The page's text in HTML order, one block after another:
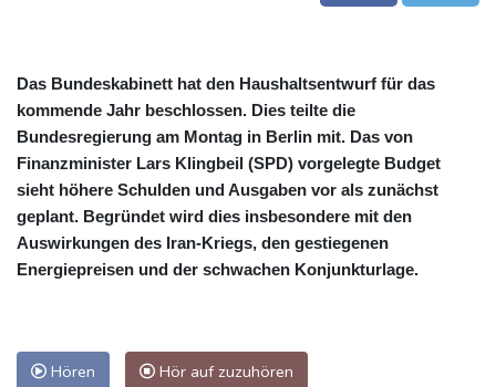
Das Bundeskabinett hat den Haushaltsentwurf für das
kommende Jahr beschlossen. Dies teilte die
Bundesregierung am Montag in Berlin mit. Das von
Finanzminister Lars Klingbeil (SPD) vorgelegte Budget
sieht höhere Schulden und Ausgaben vor als zunächst
geplant. Begründet wird dies insbesondere mit den
Auswirkungen des Iran-Kriegs, den gestiegenen
Energiepreisen und der schwachen Konjunkturlage.
Hören Hör auf zuzuhören